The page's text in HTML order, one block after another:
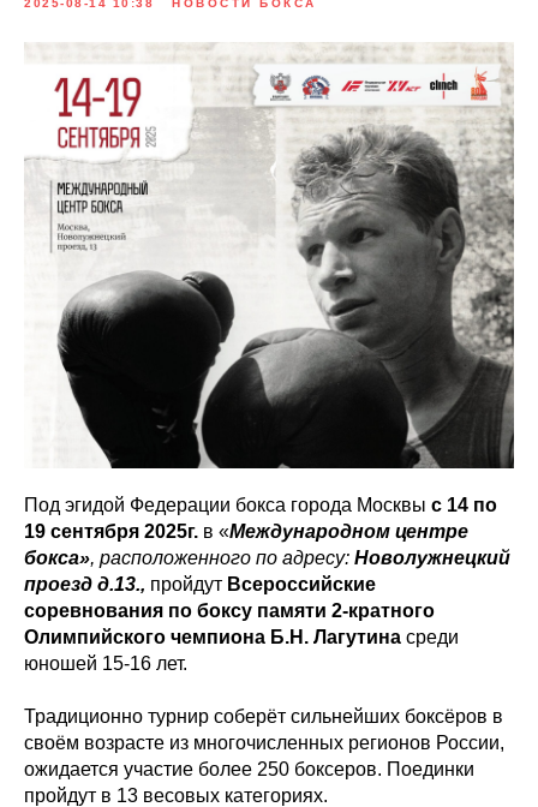
2025-08-14 10:38 НОВОСТИ БОКСА
Под эгидой Федерации бокса города Москвы с 14 по
19 сентября 2025г. в «Международном центре
бокса», расположенного по адресу: Новолужнецкий
проезд д.13., пройдут Всероссийские
соревнования по боксу памяти 2-кратного
Олимпийского чемпиона Б.Н. Лагутина среди
юношей 15-16 лет.
Традиционно турнир соберёт сильнейших боксёров в
своём возрасте из многочисленных регионов России,
ожидается участие более 250 боксеров. Поединки
пройдут в 13 весовых категориях.